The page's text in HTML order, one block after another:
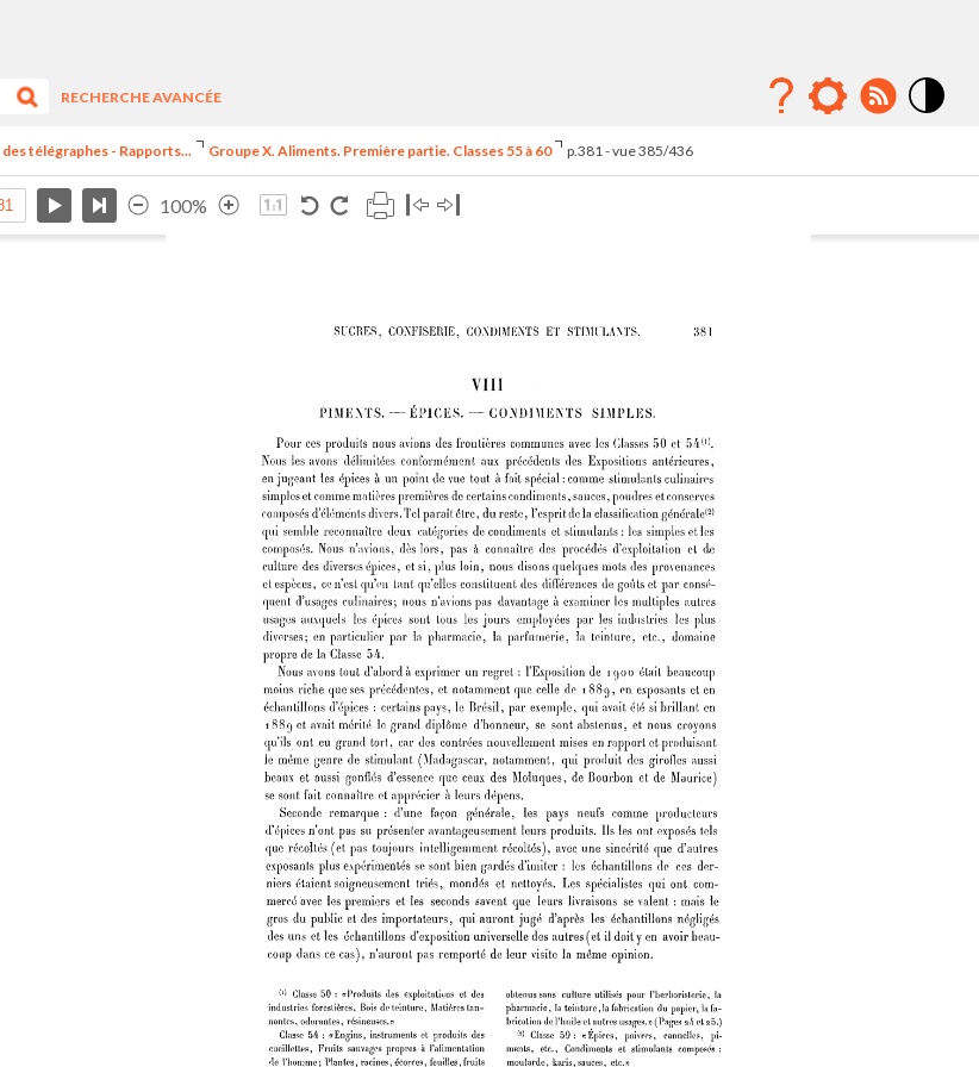
RECHERCHE AVANCÉE
télégraphes - Rapports... Groupe X. Aliments. Première partie. Classes 55 à 60 p.381 - vue 385/436
100%